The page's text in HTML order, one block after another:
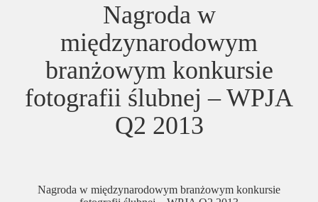
Nagroda w
międzynarodowym
branżowym konkursie
fotografii ślubnej – WPJA
Q2 2013
Nagroda w międzynarodowym branżowym konkursie